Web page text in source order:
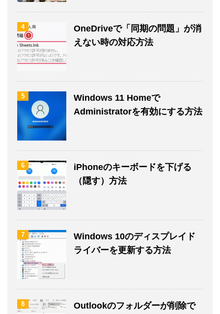
4
OneDriveで「同期の問題」が消
えない時の対応方法
5
Windows 11 Homeで
Administratorを有効にする方法
6
iPhoneのキーボードを下げる
（隠す）方法
7
Windows 10のディスプレイド
ライバーを更新する方法
8
Outlookのフォルダーが削除で